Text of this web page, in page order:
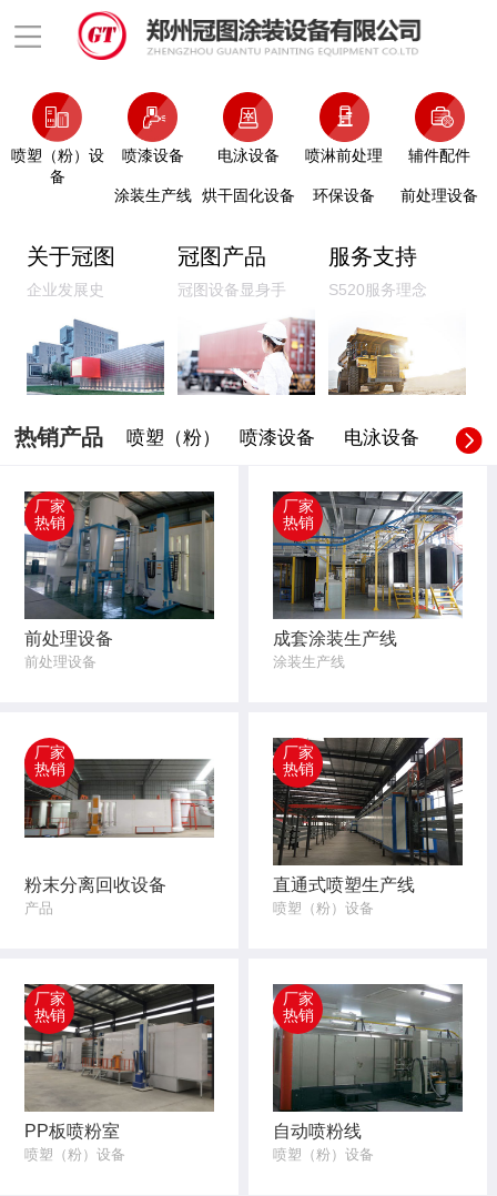
喷塑（粉）设
备
喷漆设备 电泳设备 喷淋前处理 辅件配件
涂装生产线 烘干固化设备 环保设备 前处理设备
关于冠图
企业发展史
冠图产品
冠图设备显身手
服务支持
S520服务理念
热销产品 喷塑（粉）
设备
喷漆设备 电泳设备 喷淋
厂家
热销
前处理设备
前处理设备
厂家
热销
成套涂装生产线
涂装生产线
厂家
热销
粉末分离回收设备
产品
厂家
热销
直通式喷塑生产线
喷塑（粉）设备
厂家
热销
PP板喷粉室
喷塑（粉）设备
厂家
热销
自动喷粉线
喷塑（粉）设备